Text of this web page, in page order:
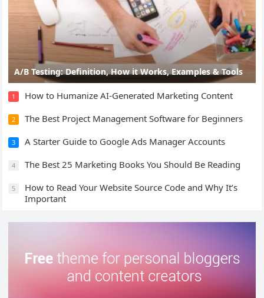
A/B Testing: Definition, How it Works, Examples & Tools
1 How to Humanize AI-Generated Marketing Content
2 The Best Project Management Software for Beginners
3 A Starter Guide to Google Ads Manager Accounts
4 The Best 25 Marketing Books You Should Be Reading
5
How to Read Your Website Source Code and Why It’s
Important